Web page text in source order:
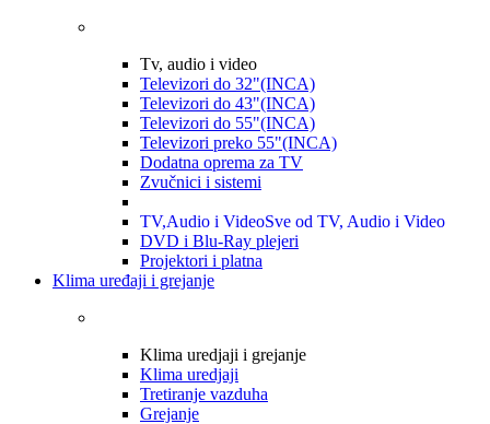
Tv, audio i video
Televizori do 32"(INCA)
Televizori do 43"(INCA)
Televizori do 55"(INCA)
Televizori preko 55"(INCA)
Dodatna oprema za TV
Zvučnici i sistemi
TV,Audio i VideoSve od TV, Audio i Video
DVD i Blu-Ray plejeri
Projektori i platna
Klima uređaji i grejanje
Klima uredjaji i grejanje
Klima uredjaji
Tretiranje vazduha
Grejanje